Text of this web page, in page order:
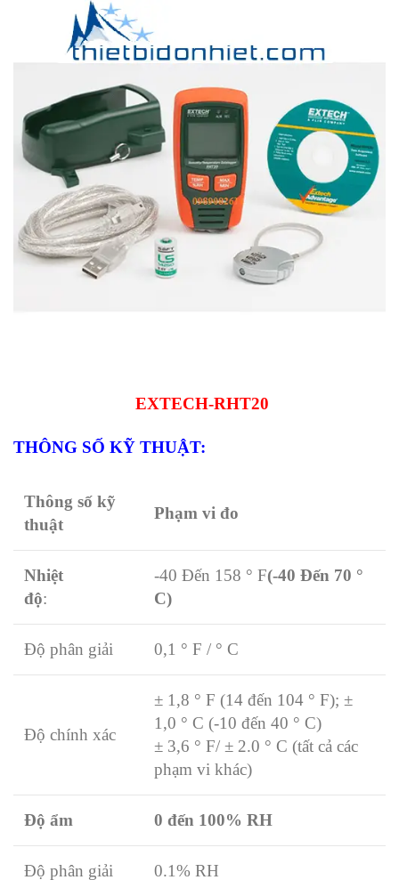
EXTECH-RHT20
THÔNG SỐ KỸ THUẬT:
Thông số kỹ
thuật
Phạm vi đo
Nhiệt
độ:
-40 Đến 158 ° F(-40 Đến 70 °
C)
Độ phân giải 0,1 ° F / ° C
Độ chính xác
± 1,8 ° F (14 đến 104 ° F); ±
1,0 ° C (-10 đến 40 ° C)
± 3,6 ° F/ ± 2.0 ° C (tất cả các
phạm vi khác)
Độ ẩm 0 đến 100% RH
Độ phân giải 0.1% RH